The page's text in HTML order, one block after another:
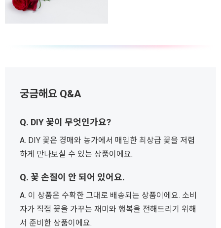
궁금해요 Q&A
Q. DIY 꽃이 무엇인가요?
A. DIY 꽃은 경매와 농가에서 매입한 최상급 꽃을 저렴
하게 만나보실 수 있는 상품이에요.
Q. 꽃 손질이 안 되어 있어요.
A. 이 상품은 수확한 그대로 배송되는 상품이에요. 소비
자가 직접 꽃을 가꾸는 재미와 행복을 전해드리기 위해
서 준비한 상품이에요.